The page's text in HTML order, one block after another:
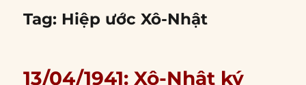
Tag: Hiệp ước Xô-Nhật
13/04/1941: Xô-Nhật ký